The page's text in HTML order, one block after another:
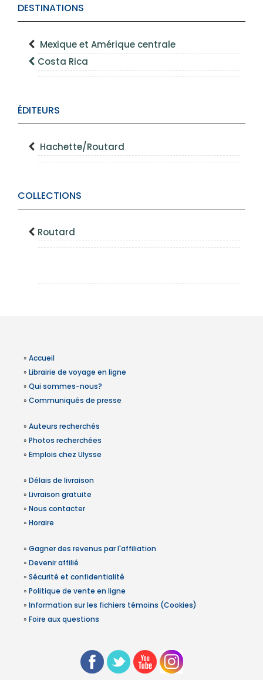
DESTINATIONS
Mexique et Amérique centrale
Costa Rica
ÉDITEURS
Hachette/Routard
COLLECTIONS
Routard
» Accueil
» Librairie de voyage en ligne
» Qui sommes-nous?
» Communiqués de presse
» Auteurs recherchés
» Photos recherchées
» Emplois chez Ulysse
» Délais de livraison
» Livraison gratuite
» Nous contacter
» Horaire
» Gagner des revenus par l'affiliation
» Devenir affilié
» Sécurité et confidentialité
» Politique de vente en ligne
» Information sur les fichiers témoins (Cookies)
» Foire aux questions